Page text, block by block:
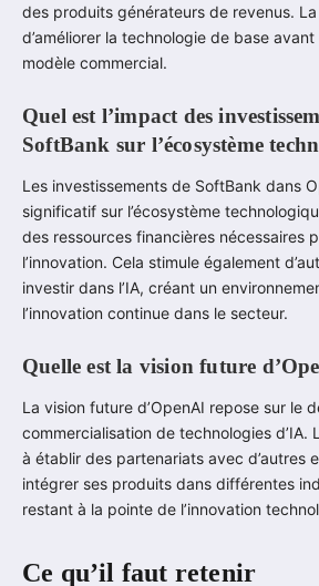
des produits générateurs de revenus.
d’améliorer la technologie de base
modèle commercial.
Quel est l’impact des
SoftBank sur l’écosystème
Les investissements de SoftBank dans
significatif sur l’écosystème
des ressources financières nécessaires
l’innovation. Cela stimule également
investir dans l’IA, créant un
l’innovation continue dans le secteur.
Quelle est la vision future
La vision future d’OpenAI repose sur le
commercialisation de technologies d’IA.
à établir des partenariats avec d’autres
intégrer ses produits dans différentes
restant à la pointe de l’innovation
Ce qu’il faut retenir